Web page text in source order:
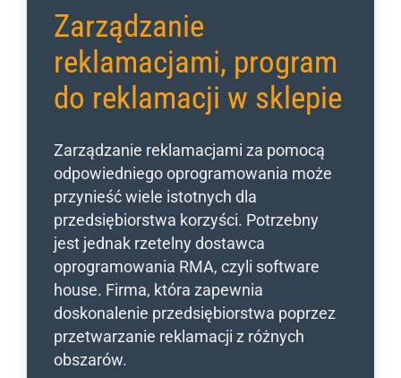
Zarządzanie
reklamacjami, program
do reklamacji w sklepie
Zarządzanie reklamacjami za pomocą
odpowiedniego oprogramowania może
przynieść wiele istotnych dla
przedsiębiorstwa korzyści. Potrzebny
jest jednak rzetelny dostawca
oprogramowania RMA, czyli software
house. Firma, która zapewnia
doskonalenie przedsiębiorstwa poprzez
przetwarzanie reklamacji z różnych
obszarów.